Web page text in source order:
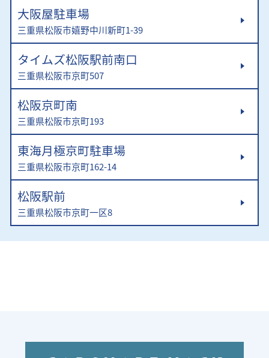
大阪屋駐車場
三重県松阪市嬉野中川新町1-39
タイムズ松阪駅前南口
三重県松阪市京町507
松阪京町南
三重県松阪市京町193
東海月極京町駐車場
三重県松阪市京町162-14
松阪駅前
三重県松阪市京町一区8